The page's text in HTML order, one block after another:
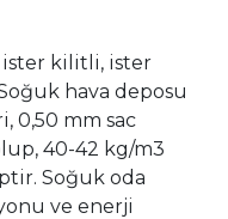
ister kilitli, ister
hava deposu
0,50 mm sac
40-42 kg/m3
Soğuk oda
ve enerji